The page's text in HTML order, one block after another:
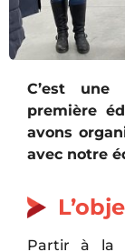
C’est
première
avons
avec notre
Partir à la